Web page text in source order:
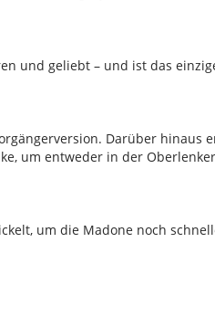
und geliebt – und ist das
Darüber hinaus
um entweder in der
um die Madone noch